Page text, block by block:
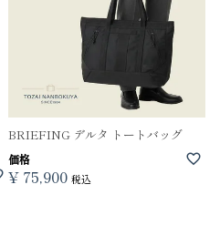
BRIEFING デルタ トートバッグ
価格
¥ 75,900 税込